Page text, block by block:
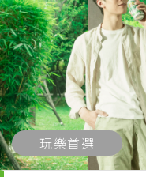
玩樂首選